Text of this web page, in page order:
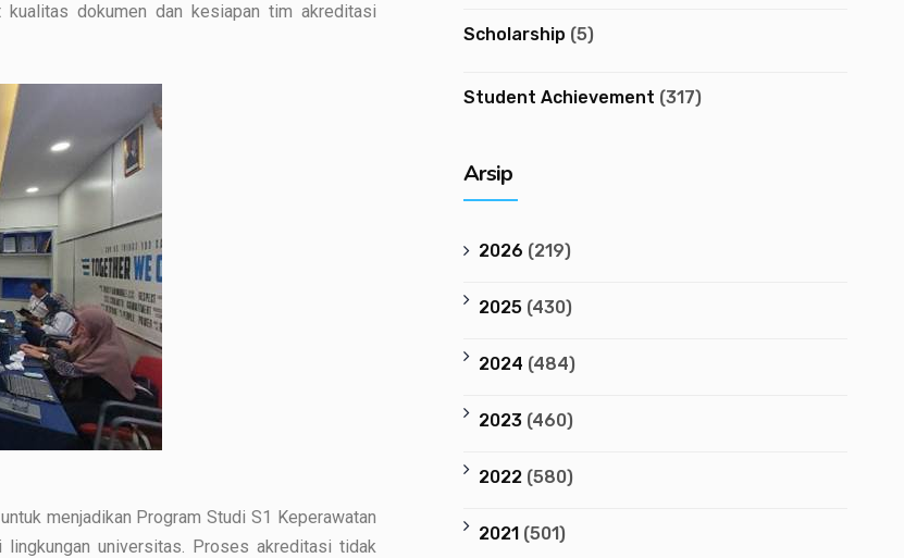
kualitas dokumen dan kesiapan tim akreditasi
menjadikan Program Studi S1 Keperawatan
universitas. Proses akreditasi tidak
Scholarship (5)
Student Achievement (317)
Arsip
2026 (219)
2025(430)
2024 (484)
2023(460)
2022(580)
2021(501)